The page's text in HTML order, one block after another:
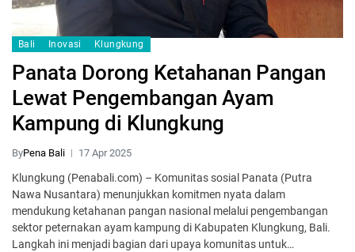
Bali Inovasi Klungkung
Panata Dorong Ketahanan Pangan
Lewat Pengembangan Ayam
Kampung di Klungkung
ByPena Bali 17 Apr 2025
Klungkung (Penabali.com) – Komunitas sosial Panata (Putra
Nawa Nusantara) menunjukkan komitmen nyata dalam
mendukung ketahanan pangan nasional melalui pengembangan
sektor peternakan ayam kampung di Kabupaten Klungkung, Bali.
Langkah ini menjadi bagian dari upaya komunitas untuk…